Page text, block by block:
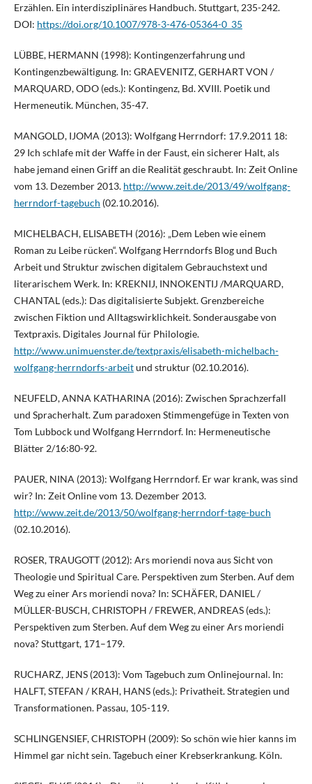
Erzählen. Ein interdisziplinäres Handbuch. Stuttgart, 235-242.
DOI: https://doi.org/10.1007/978-3-476-05364-0_35
LÜBBE, HERMANN (1998): Kontingenzerfahrung und
Kontingenzbewältigung. In: GRAEVENITZ, GERHART VON /
MARQUARD, ODO (eds.): Kontingenz, Bd. XVIII. Poetik und
Hermeneutik. München, 35-47.
MANGOLD, IJOMA (2013): Wolfgang Herrndorf: 17.9.2011 18:
29 Ich schlafe mit der Waffe in der Faust, ein sicherer Halt, als
habe jemand einen Griff an die Realität geschraubt. In: Zeit Online
vom 13. Dezember 2013. http://www.zeit.de/2013/49/wolfgang-
herrndorf-tagebuch (02.10.2016).
MICHELBACH, ELISABETH (2016): „Dem Leben wie einem
Roman zu Leibe rücken“. Wolfgang Herrndorfs Blog und Buch
Arbeit und Struktur zwischen digitalem Gebrauchstext und
literarischem Werk. In: KREKNIJ, INNOKENTIJ /MARQUARD,
CHANTAL (eds.): Das digitalisierte Subjekt. Grenzbereiche
zwischen Fiktion und Alltagswirklichkeit. Sonderausgabe von
Textpraxis. Digitales Journal für Philologie.
http://www.unimuenster.de/textpraxis/elisabeth-michelbach-
wolfgang-herrndorfs-arbeitund struktur (02.10.2016).
NEUFELD, ANNA KATHARINA (2016): Zwischen Sprachzerfall
und Spracherhalt. Zum paradoxen Stimmengefüge in Texten von
Tom Lubbock und Wolfgang Herrndorf. In: Hermeneutische
Blätter 2/16:80-92.
PAUER, NINA (2013): Wolfgang Herrndorf. Er war krank, was sind
wir? In: Zeit Online vom 13. Dezember 2013.
http://www.zeit.de/2013/50/wolfgang-herrndorf-tage-buch
(02.10.2016).
ROSER, TRAUGOTT (2012): Ars moriendi nova aus Sicht von
Theologie und Spiritual Care. Perspektiven zum Sterben. Auf dem
Weg zu einer Ars moriendi nova? In: SCHÄFER, DANIEL /
MÜLLER-BUSCH, CHRISTOPH / FREWER, ANDREAS (eds.):
Perspektiven zum Sterben. Auf dem Weg zu einer Ars moriendi
nova? Stuttgart, 171–179.
RUCHARZ, JENS (2013): Vom Tagebuch zum Onlinejournal. In:
HALFT, STEFAN / KRAH, HANS (eds.): Privatheit. Strategien und
Transformationen. Passau, 105-119.
SCHLINGENSIEF, CHRISTOPH (2009): So schön wie hier kanns im
Himmel gar nicht sein. Tagebuch einer Krebserkrankung. Köln.